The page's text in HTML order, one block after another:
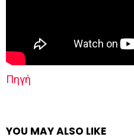
Πηγή
YOU MAY ALSO LIKE